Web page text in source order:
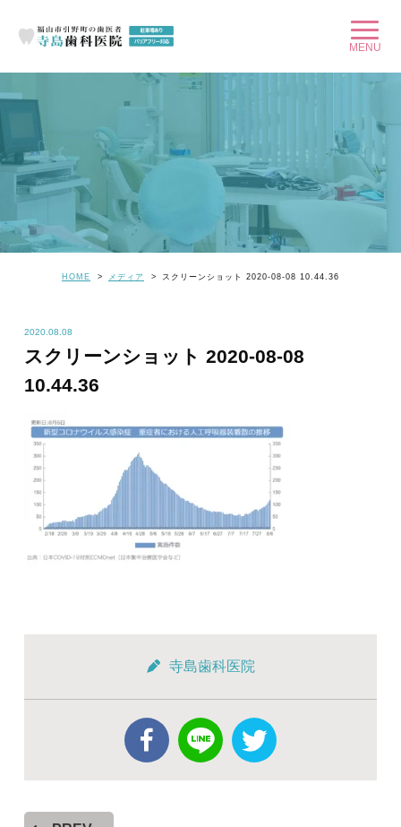
HOME メディア スクリーンショット 2020-08-08 10.44.36
2020.08.08
スクリーンショット 2020-08-08
10.44.36
寺島歯科医院